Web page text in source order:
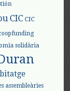
CIC CIC
solidària
assembleàries